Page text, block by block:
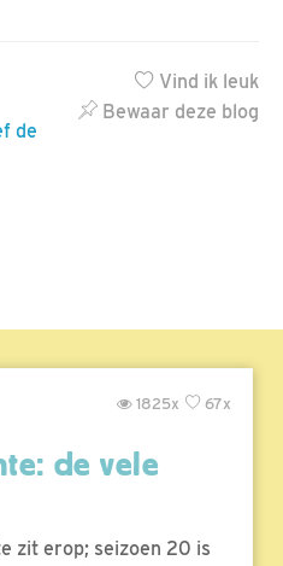
Vind ik leuk
Bewaar deze blog
de
67x
1825x
de vele
zit erop; seizoen 20 is